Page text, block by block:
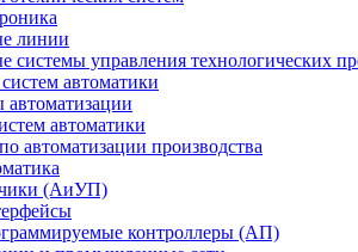
линии
системы управления технологических
автоматики
автоматизации
автоматики
автоматизации производства
(АиУП)
контроллеры (АП)